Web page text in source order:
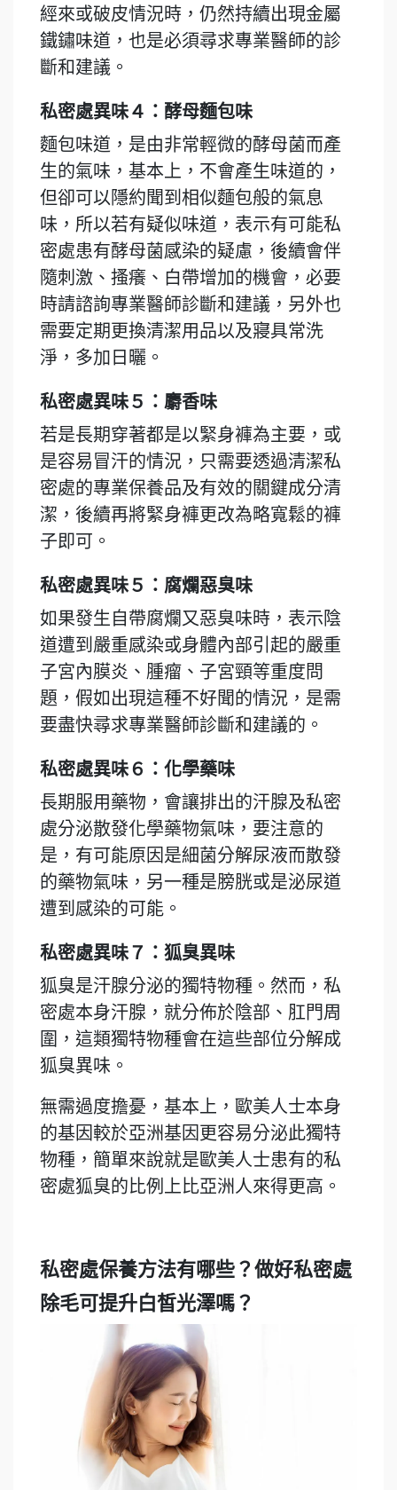
經來或破皮情況時，仍然持續出現金屬
鐵鏽味道，也是必須尋求專業醫師的診
斷和建議。
私密處異味４：酵母麵包味
麵包味道，是由非常輕微的酵母菌而產
生的氣味，基本上，不會產生味道的，
但卻可以隱約聞到相似麵包般的氣息
味，所以若有疑似味道，表示有可能私
密處患有酵母菌感染的疑慮，後續會伴
隨刺激、搔癢、白帶增加的機會，必要
時請諮詢專業醫師診斷和建議，另外也
需要定期更換清潔用品以及寢具常洗
淨，多加日曬。
私密處異味５：麝香味
若是長期穿著都是以緊身褲為主要，或
是容易冒汗的情況，只需要透過清潔私
密處的專業保養品及有效的關鍵成分清
潔，後續再將緊身褲更改為略寬鬆的褲
子即可。
私密處異味５：腐爛惡臭味
如果發生自帶腐爛又惡臭味時，表示陰
道遭到嚴重感染或身體內部引起的嚴重
子宮內膜炎、腫瘤、子宮頸等重度問
題，假如出現這種不好聞的情況，是需
要盡快尋求專業醫師診斷和建議的。
私密處異味６：化學藥味
長期服用藥物，會讓排出的汗腺及私密
處分泌散發化學藥物氣味，要注意的
是，有可能原因是細菌分解尿液而散發
的藥物氣味，另一種是膀胱或是泌尿道
遭到感染的可能。
私密處異味７：狐臭異味
狐臭是汗腺分泌的獨特物種。然而，私
密處本身汗腺，就分佈於陰部、肛門周
圍，這類獨特物種會在這些部位分解成
狐臭異味。
無需過度擔憂，基本上，歐美人士本身
的基因較於亞洲基因更容易分泌此獨特
物種，簡單來說就是歐美人士患有的私
密處狐臭的比例上比亞洲人來得更高。
私密處保養方法有哪些？做好私密處
除毛可提升白皙光澤嗎？